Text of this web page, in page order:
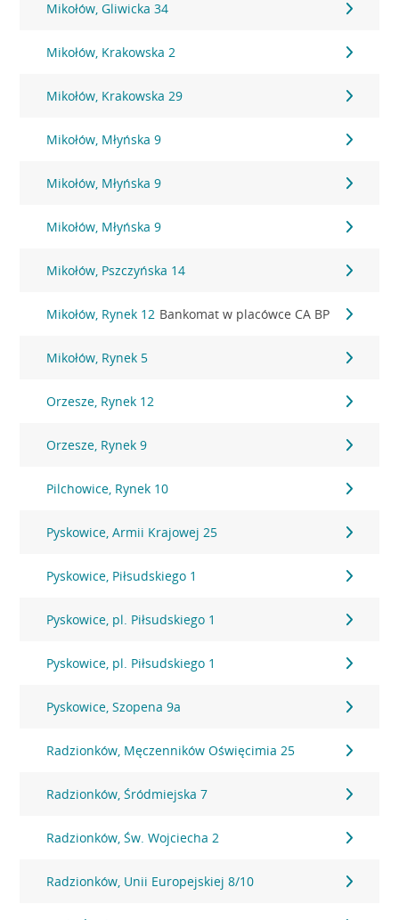
Mikołów, Gliwicka 34
Mikołów, Krakowska 2
Mikołów, Krakowska 29
Mikołów, Młyńska 9
Mikołów, Młyńska 9
Mikołów, Młyńska 9
Mikołów, Pszczyńska 14
Mikołów, Rynek 12 Bankomat w placówce CA BP
Mikołów, Rynek 5
Orzesze, Rynek 12
Orzesze, Rynek 9
Pilchowice, Rynek 10
Pyskowice, Armii Krajowej 25
Pyskowice, Piłsudskiego 1
Pyskowice, pl. Piłsudskiego 1
Pyskowice, pl. Piłsudskiego 1
Pyskowice, Szopena 9a
Radzionków, Męczenników Oświęcimia 25
Radzionków, Śródmiejska 7
Radzionków, Św. Wojciecha 2
Radzionków, Unii Europejskiej 8/10